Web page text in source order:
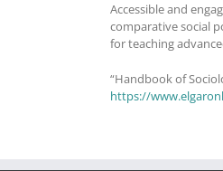
Accessible and
comparative social
for teaching
“Handbook of
https://